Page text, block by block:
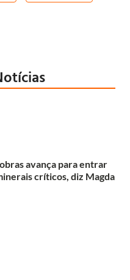
avança para entrar
críticos, diz Magda